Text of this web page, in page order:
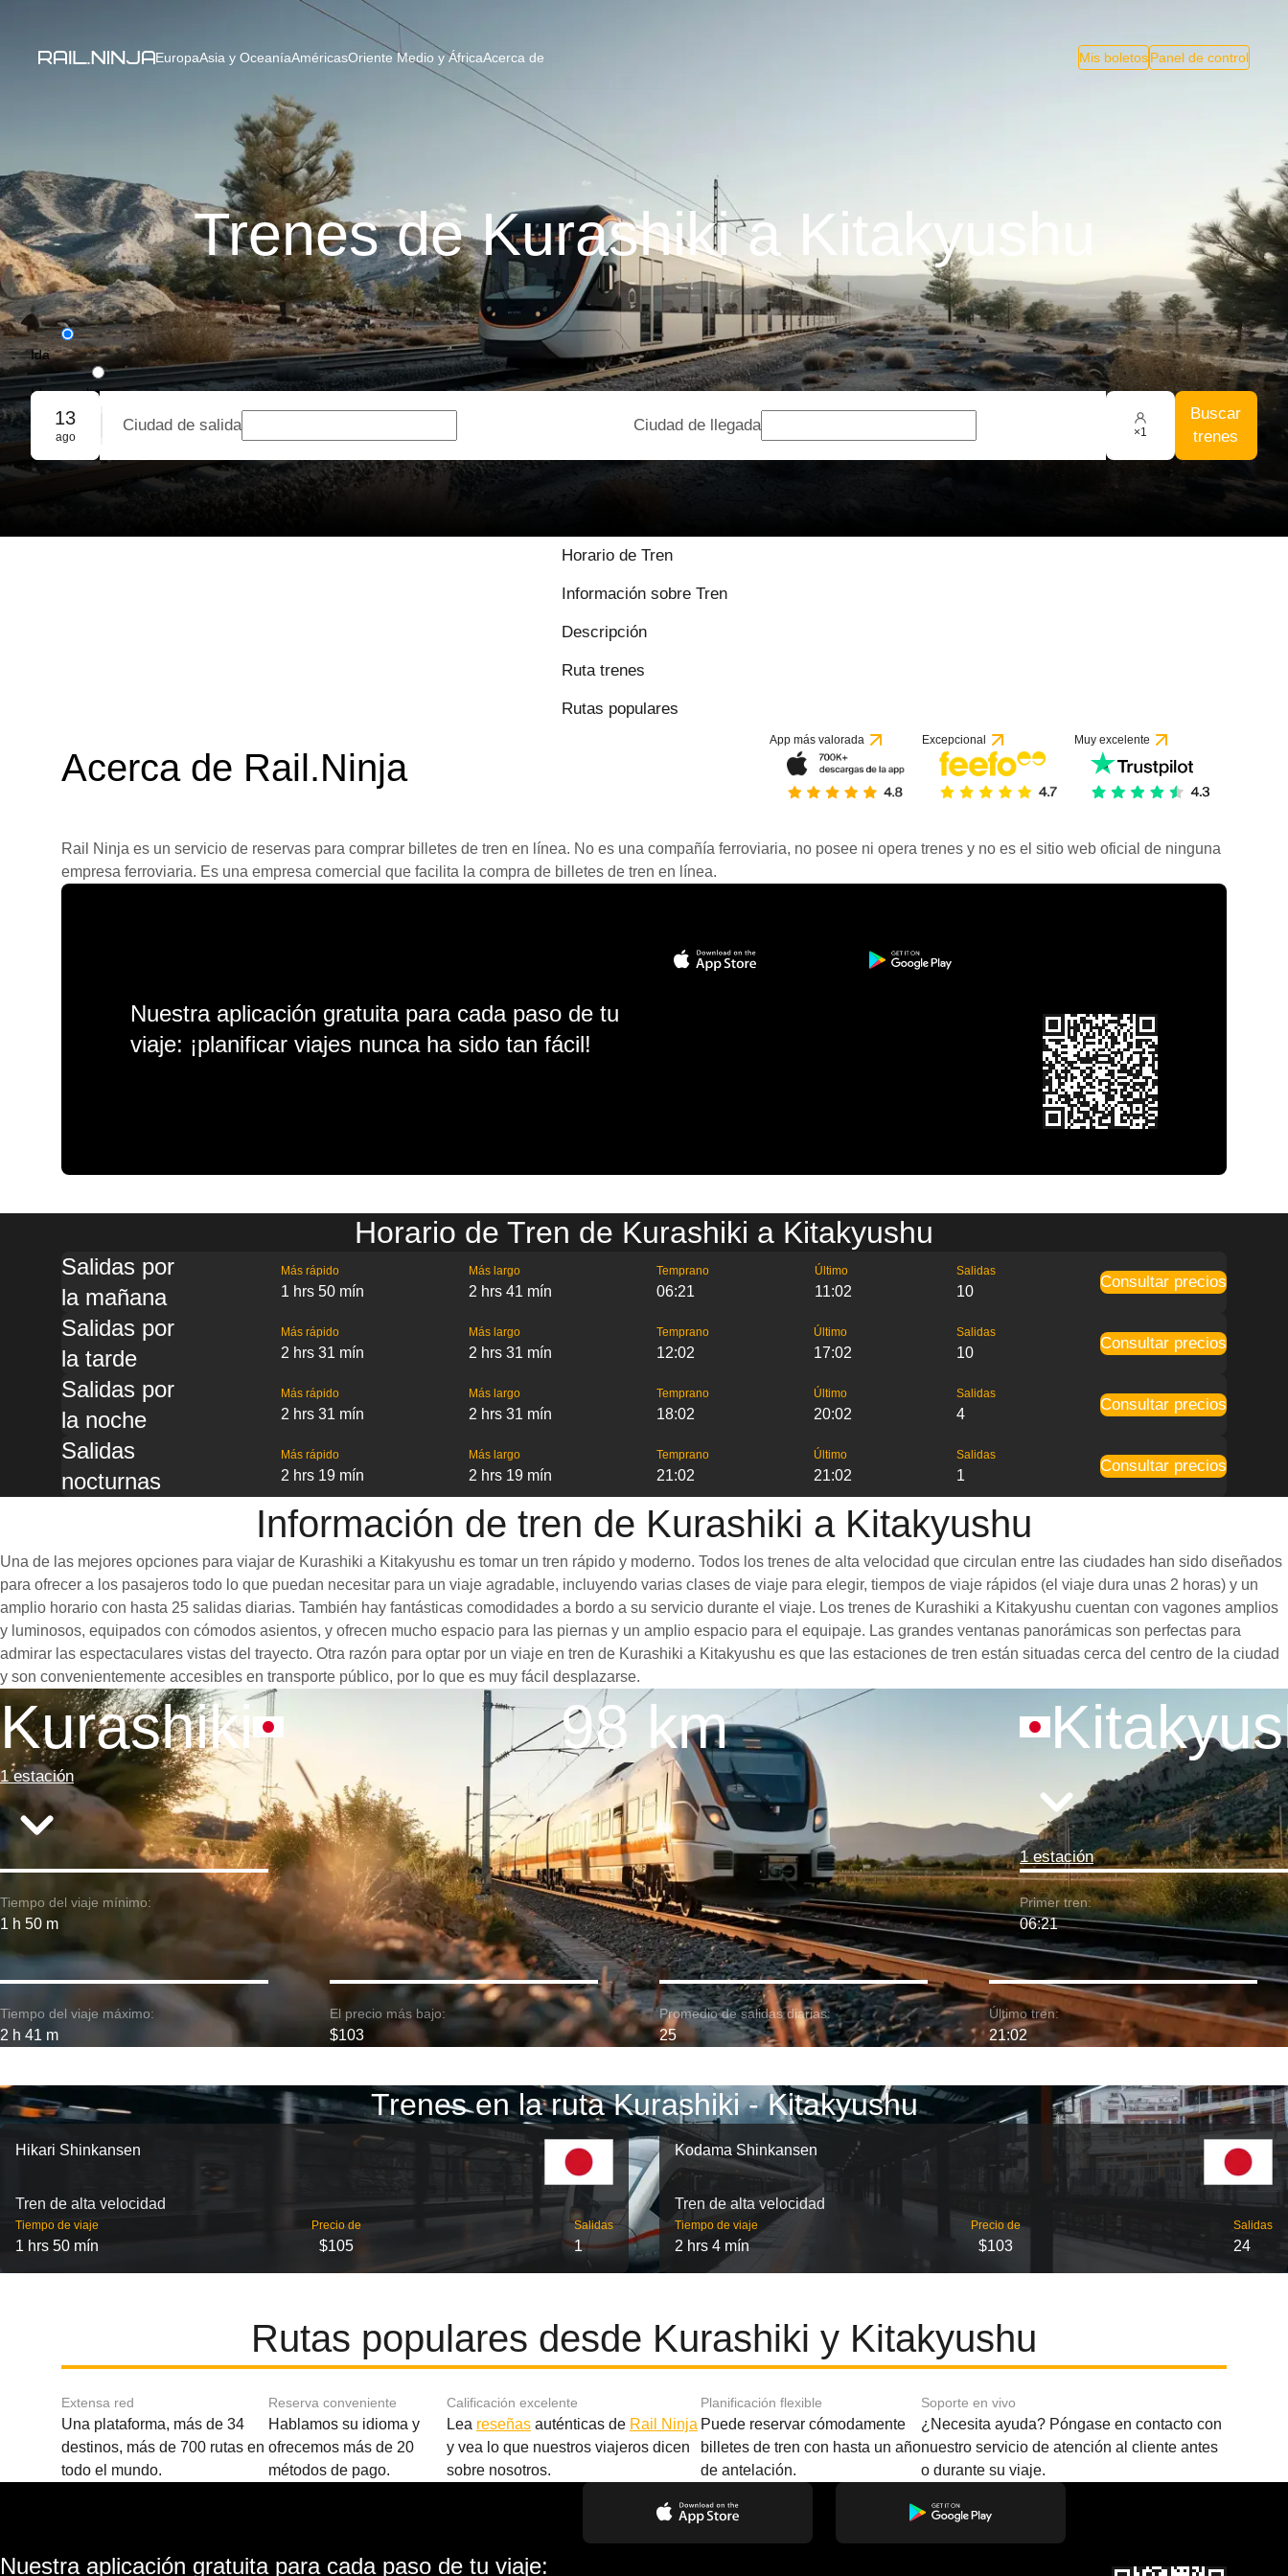
EuropaAsia y OceaníaAméricasOriente Medio y ÁfricaAcerca de Mis boletosPanel de control
Trenes de Kurashiki a Kitakyushu
Ida
Ida y vuelta
Reserva grupal
13
ago
Ciudad de salida Ciudad de llegada ×1
Buscar
trenes
Horario de Tren
Información sobre Tren
Descripción
Ruta trenes
Rutas populares
Acerca de Rail.Ninja
App más valorada Excepcional Muy excelente
Rail Ninja es un servicio de reservas para comprar billetes de tren en línea. No es una compañía ferroviaria, no posee ni opera trenes y no es el sitio web oficial de ninguna
empresa ferroviaria. Es una empresa comercial que facilita la compra de billetes de tren en línea.
Nuestra aplicación gratuita para cada paso de tu
viaje: ¡planificar viajes nunca ha sido tan fácil!
Horario de Tren de Kurashiki a Kitakyushu
Salidas por
la mañana
Más rápido
1 hrs 50 mín
Más largo
2 hrs 41 mín
Temprano
06:21
Último
11:02
Salidas
10
Consultar precios
Salidas por
la tarde
Más rápido
2 hrs 31 mín
Más largo
2 hrs 31 mín
Temprano
12:02
Último
17:02
Salidas
10
Consultar precios
Salidas por
la noche
Más rápido
2 hrs 31 mín
Más largo
2 hrs 31 mín
Temprano
18:02
Último
20:02
Salidas
4
Consultar precios
Salidas
nocturnas
Más rápido
2 hrs 19 mín
Más largo
2 hrs 19 mín
Temprano
21:02
Último
21:02
Salidas
1
Consultar precios
Información de tren de Kurashiki a Kitakyushu
Una de las mejores opciones para viajar de Kurashiki a Kitakyushu es tomar un tren rápido y moderno. Todos los trenes de alta velocidad que circulan entre las ciudades han sido diseñados
para ofrecer a los pasajeros todo lo que puedan necesitar para un viaje agradable, incluyendo varias clases de viaje para elegir, tiempos de viaje rápidos (el viaje dura unas 2 horas) y un
amplio horario con hasta 25 salidas diarias. También hay fantásticas comodidades a bordo a su servicio durante el viaje. Los trenes de Kurashiki a Kitakyushu cuentan con vagones amplios
y luminosos, equipados con cómodos asientos, y ofrecen mucho espacio para las piernas y un amplio espacio para el equipaje. Las grandes ventanas panorámicas son perfectas para
admirar las espectaculares vistas del trayecto. Otra razón para optar por un viaje en tren de Kurashiki a Kitakyushu es que las estaciones de tren están situadas cerca del centro de la ciudad
y son convenientemente accesibles en transporte público, por lo que es muy fácil desplazarse.
Kurashiki
1 estación
98 km
1 estación
Tiempo del viaje mínimo:
1 h 50 m
Primer tren:
06:21
Tiempo del viaje máximo:
2 h 41 m
El precio más bajo:
$103
Promedio de salidas diarias:
25
Último tren:
21:02
Trenes en la ruta Kurashiki - Kitakyushu
Hikari Shinkansen
Tren de alta velocidad
Tiempo de viaje
1 hrs 50 mín
Precio de
$105
Salidas
1
Kodama Shinkansen
Tren de alta velocidad
Tiempo de viaje
2 hrs 4 mín
Precio de
$103
Salidas
24
Rutas populares desde Kurashiki y Kitakyushu
Extensa red
Una plataforma, más de 34
destinos, más de 700 rutas en
todo el mundo.
Reserva conveniente
Hablamos su idioma y
ofrecemos más de 20
métodos de pago.
Calificación excelente
Lea reseñasauténticas de Rail Ninja
y vea lo que nuestros viajeros dicen
sobre nosotros.
Planificación flexible
Puede reservar cómodamente
billetes de tren con hasta un año
de antelación.
Soporte en vivo
¿Necesita ayuda? Póngase en contacto con
nuestro servicio de atención al cliente antes
o durante su viaje.
Nuestra aplicación gratuita para cada paso de tu viaje: